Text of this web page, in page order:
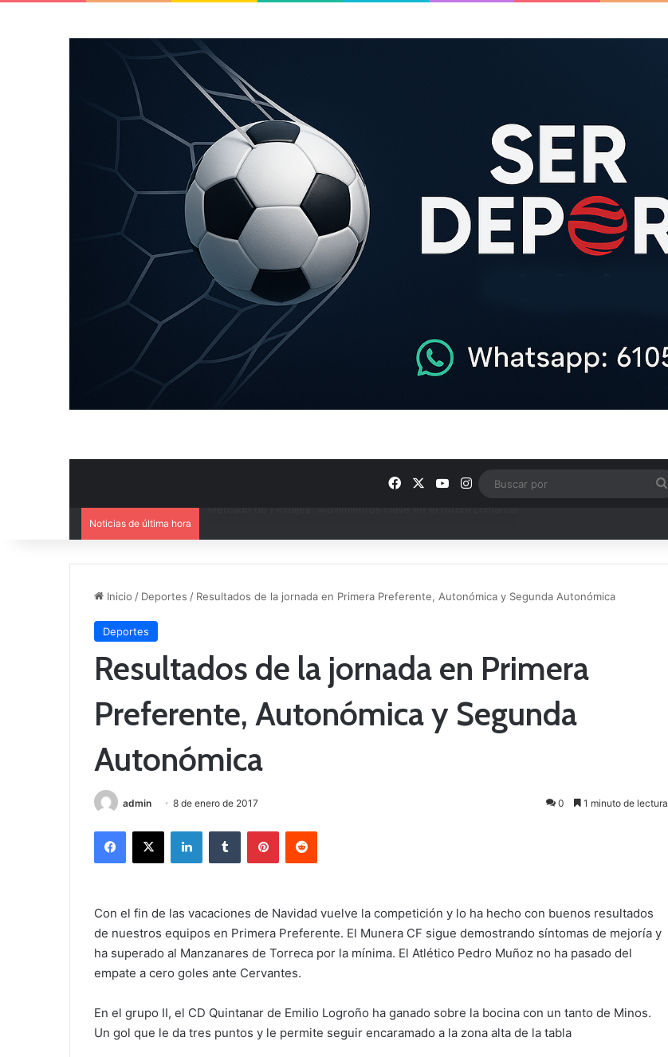
FacebookYouTube
Instagram
Noticias de última hora
Inicio / Deportes / Resultados de la jornada en Primera Preferente, Autonómica y Segunda Autonómica
Deportes
Resultados de la jornada en Primera
Preferente, Autonómica y Segunda
Autonómica
admin 8 de enero de 2017 0 1 minuto de lectura
Con el fin de las vacaciones de Navidad vuelve la competición y lo ha hecho con buenos resultados
de nuestros equipos en Primera Preferente. El Munera CF sigue demostrando síntomas de mejoría y
ha superado al Manzanares de Torreca por la mínima. El Atlético Pedro Muñoz no ha pasado del
empate a cero goles ante Cervantes.
En el grupo II, el CD Quintanar de Emilio Logroño ha ganado sobre la bocina con un tanto de Minos.
Un gol que le da tres puntos y le permite seguir encaramado a la zona alta de la tabla